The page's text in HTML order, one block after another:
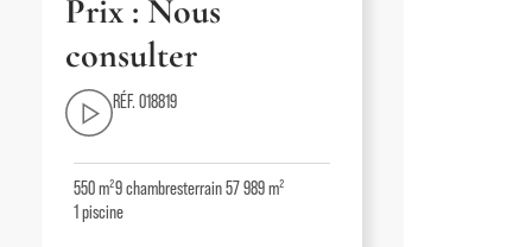
Prix : Nous
consulter
RÉF. 018819
550 m²9chambresterrain 57 989 m²
1piscine